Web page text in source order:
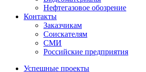
Нефтегазовое обозрение
Контакты
Заказчикам
Соискателям
СМИ
Российские предприятия
Успешные проекты